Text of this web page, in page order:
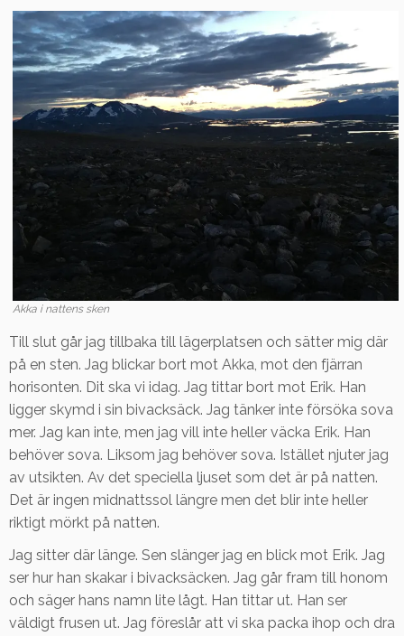
Akka i nattens sken
Till slut går jag tillbaka till lägerplatsen och sätter mig där
på en sten. Jag blickar bort mot Akka, mot den fjärran
horisonten. Dit ska vi idag. Jag tittar bort mot Erik. Han
ligger skymd i sin bivacksäck. Jag tänker inte försöka sova
mer. Jag kan inte, men jag vill inte heller väcka Erik. Han
behöver sova. Liksom jag behöver sova. Istället njuter jag
av utsikten. Av det speciella ljuset som det är på natten.
Det är ingen midnattssol längre men det blir inte heller
riktigt mörkt på natten.
Jag sitter där länge. Sen slänger jag en blick mot Erik. Jag
ser hur han skakar i bivacksäcken. Jag går fram till honom
och säger hans namn lite lågt. Han tittar ut. Han ser
väldigt frusen ut. Jag föreslår att vi ska packa ihop och dra